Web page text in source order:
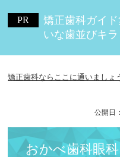
矯正歯科ならここに通いましょ
公開日：
おかべ歯科眼
矯正歯科ガイ
いな歯並びキ